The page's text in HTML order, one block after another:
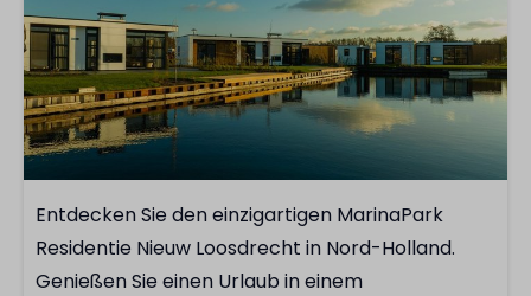
Entdecken Sie den einzigartigen MarinaPark
Residentie Nieuw Loosdrecht in Nord-Holland.
Genießen Sie einen Urlaub in einem